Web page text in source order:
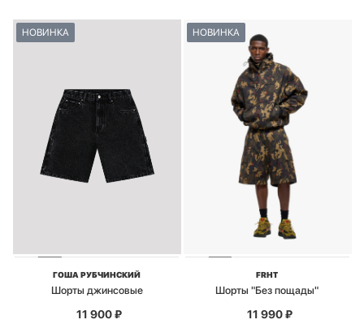
НОВИНКА
ГОША РУБЧИНСКИЙ
Шорты джинсовые
11 900₽
НОВИНКА
FRHT
Шорты "Без пощады"
11 990₽